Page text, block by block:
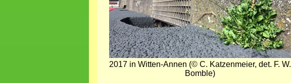
2017 in Witten-Annen (© C. Katzenmeier, det. F. W.
Bomble)